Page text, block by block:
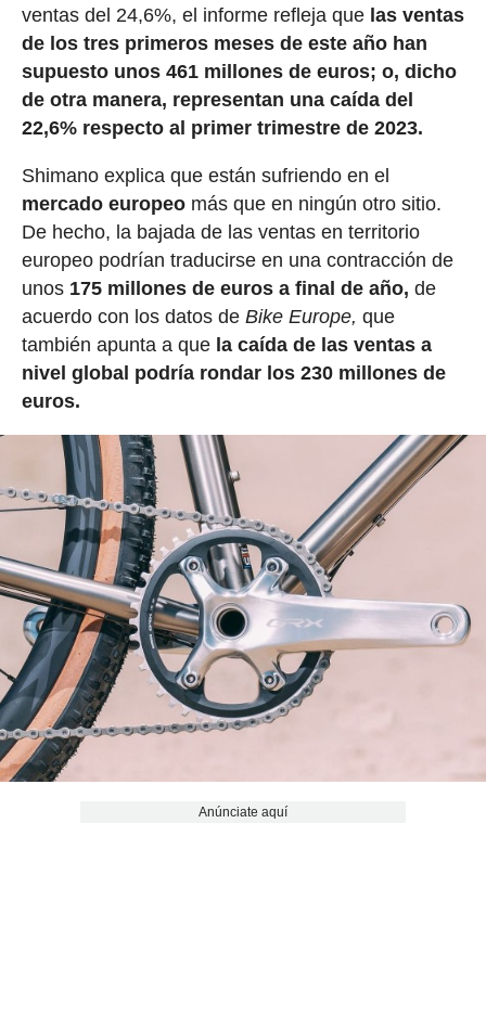
ventas del 24,6%, el informe refleja que las ventas
de los tres primeros meses de este año han
supuesto unos 461 millones de euros; o, dicho
de otra manera, representan una caída del
22,6% respecto al primer trimestre de 2023.
Shimano explica que están sufriendo en el
mercado europeomás que en ningún otro sitio.
De hecho, la bajada de las ventas en territorio
europeo podrían traducirse en una contracción de
unos175 millones de euros a final de año, de
acuerdo con los datos de Bike Europe, que
también apunta a que la caída de las ventas a
nivel global podría rondar los 230 millones de
euros.
Anúnciate aquí